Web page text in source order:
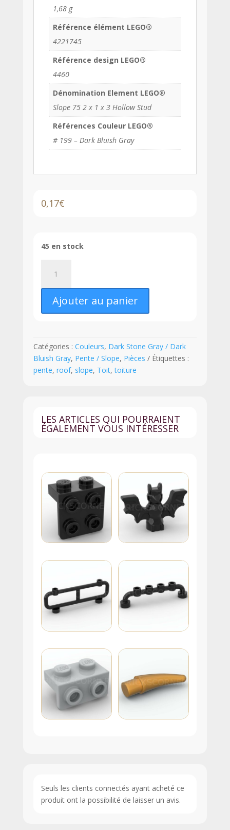
1,68 g
Référence élément LEGO®
4221745
Référence design LEGO®
4460
Dénomination Element LEGO®
Slope 75 2 x 1 x 3 Hollow Stud
Références Couleur LEGO®
# 199 – Dark Bluish Gray
0,17€
45 en stock
LEGO®
Pente
75°
x
1
x
3
Dark
Stone
Ajouter au panier
Catégories : Couleurs, Dark Stone Gray / Dark
Bluish Gray, Pente / Slope, Pièces
Étiquettes :
pente, roof, slope, Toit,toiture
LES ARTICLES QUI POURRAIENT
ÉGALEMENT VOUS INTÉRESSER
Seuls les clients connectés ayant acheté ce
produit ont la possibilité de laisser un avis.